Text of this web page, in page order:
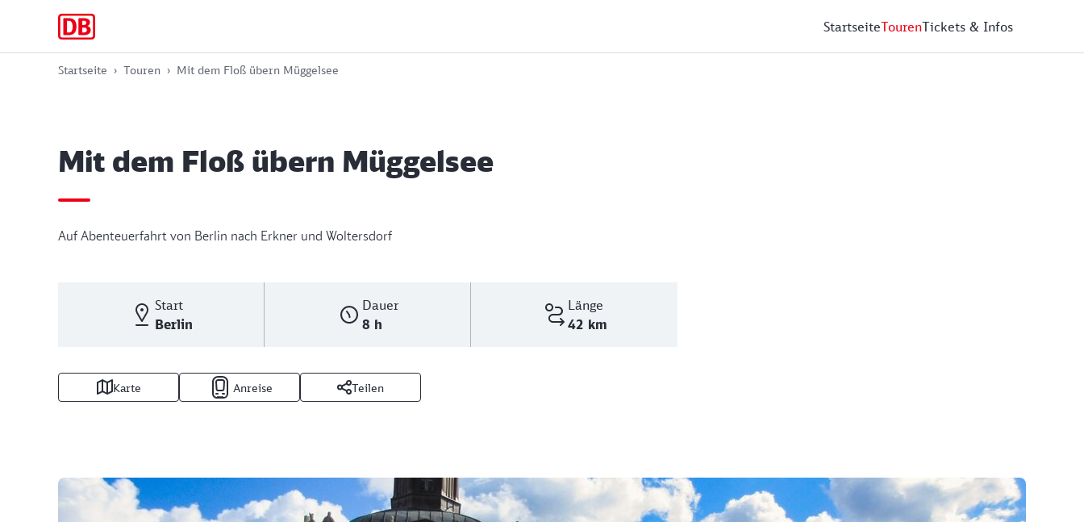
StartseiteTourenTickets & Infos
Startseite Touren Mit dem Floß übern Müggelsee
Mit dem Floß übern Müggelsee
Auf Abenteuerfahrt von Berlin nach Erkner und Woltersdorf
Start
Berlin
Dauer
8 h
Länge
42 km
Karte Anreise Teilen